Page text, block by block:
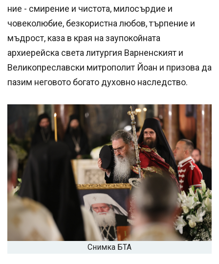
ние - смирение и чистота, милосърдие и
човеколюбие, безкористна любов, търпение и
мъдрост, каза в края на заупокойната
архиерейска света литургия Варненският и
Великопреславски митрополит Йоан и призова да
пазим неговото богато духовно наследство.
Снимка БТА